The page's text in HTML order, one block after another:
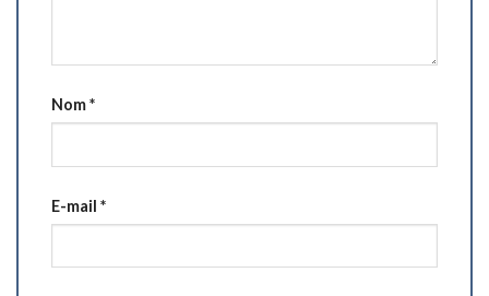
Nom*
E-mail *